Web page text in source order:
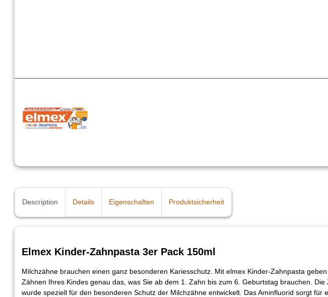
Description Details Eigenschaften Produktsicherheit
Elmex Kinder-Zahnpasta 3er Pack 150ml
Milchzähne brauchen einen ganz besonderen Kariesschutz. Mit elmex Kinder-Zahnpasta
Zähnen Ihres Kindes genau das, was Sie ab dem 1. Zahn bis zum 6. Geburtstag brauchen. Die
wurde speziell für den besonderen Schutz der Milchzähne entwickelt. Das Aminfluorid sorgt für